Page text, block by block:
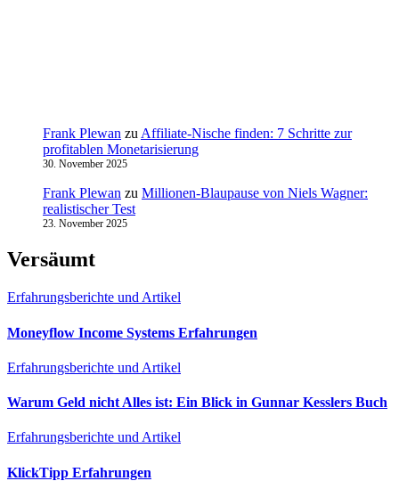
Frank Plewan zu Affiliate-Nische finden: 7 Schritte zur
profitablen Monetarisierung
30. November 2025
Frank Plewan zu Millionen‑Blaupause von Niels Wagner:
realistischer Test
23. November 2025
Versäumt
Erfahrungsberichte und Artikel
Moneyflow Income Systems Erfahrungen
Erfahrungsberichte und Artikel
Warum Geld nicht Alles ist: Ein Blick in Gunnar Kesslers Buch
Erfahrungsberichte und Artikel
KlickTipp Erfahrungen